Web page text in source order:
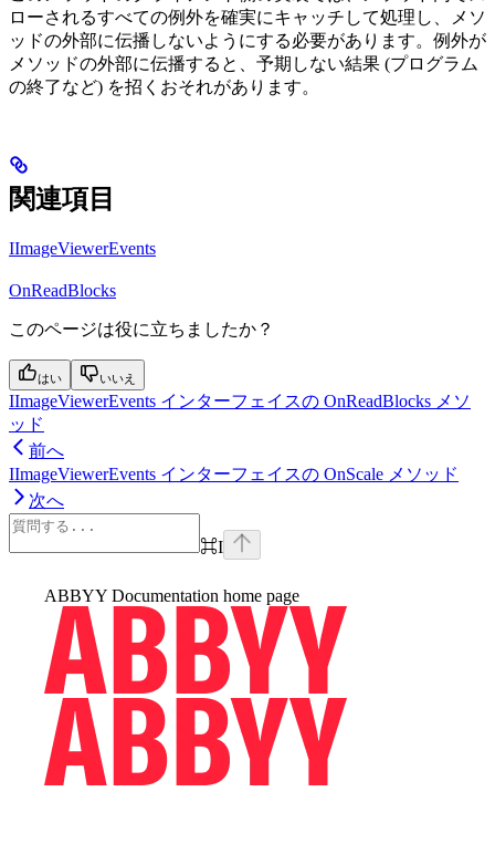
ローされるすべての例外を確実にキャッチして処理し、メソ
ッドの外部に伝播しないようにする必要があります。例外が
メソッドの外部に伝播すると、予期しない結果 (プログラム
の終了など) を招くおそれがあります。
関連項目
IImageViewerEvents
OnReadBlocks
このページは役に立ちましたか？
はい いいえ
IImageViewerEvents インターフェイスの OnReadBlocks メソ
ッド
前へ
IImageViewerEvents インターフェイスの OnScale メソッド
次へ
⌘I
ABBYY Documentation home page